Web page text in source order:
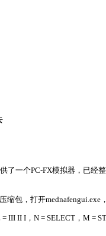
一个PC-FX模拟器，已经
缩包，打开
III II I，N = SELECT，M =